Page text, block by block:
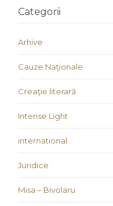
Categorii
Arhive
Cauze Naţionale
Creaţie literară
Intense Light
international
Juridice
Misa – Bivolaru